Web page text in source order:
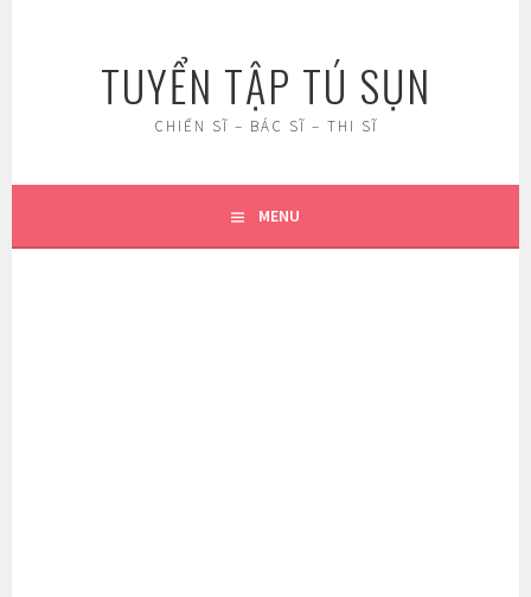
TUYỂN TẬP TÚ SỤN
CHIẾN SĨ – BÁC SĨ – THI SĨ
MENU